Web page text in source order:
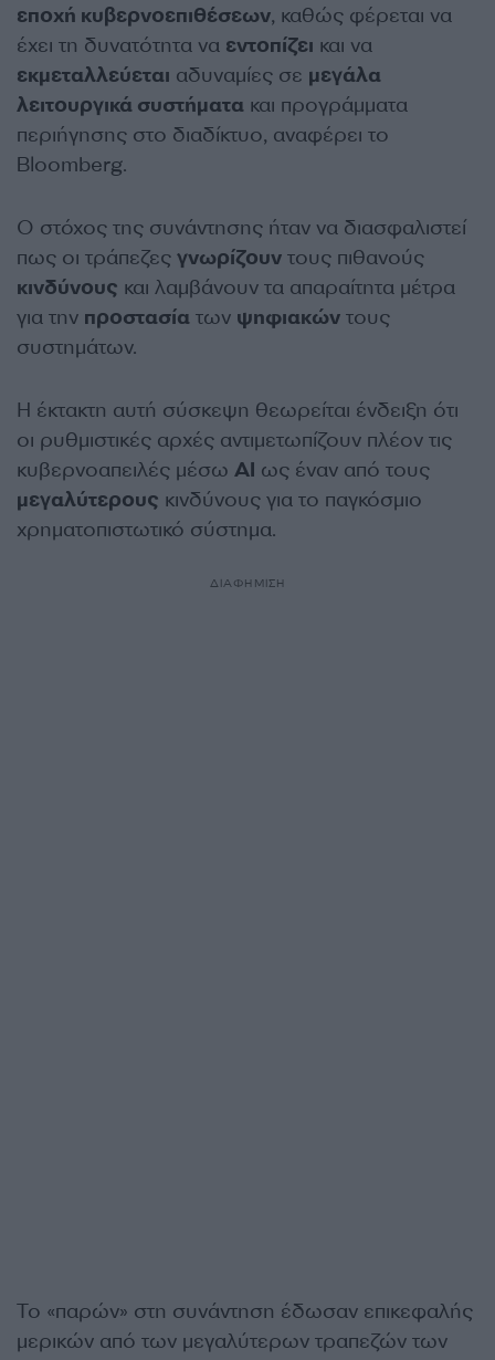
εποχή κυβερνοεπιθέσεων, καθώς φέρεται να
έχει τη δυνατότητα να εντοπίζει και να
εκμεταλλεύεται αδυναμίες σε μεγάλα
λειτουργικά συστήματα και προγράμματα
περιήγησης στο διαδίκτυο, αναφέρει το
Bloomberg.
Ο στόχος της συνάντησης ήταν να διασφαλιστεί
πως οι τράπεζες γνωρίζουν τους πιθανούς
κινδύνους και λαμβάνουν τα απαραίτητα μέτρα
για την προστασία των ψηφιακών τους
συστημάτων.
Η έκτακτη αυτή σύσκεψη θεωρείται ένδειξη ότι
οι ρυθμιστικές αρχές αντιμετωπίζουν πλέον τις
κυβερνοαπειλές μέσω AI ως έναν από τους
μεγαλύτερους κινδύνους για το παγκόσμιο
χρηματοπιστωτικό σύστημα.
ΔΙΑΦΗΜΙΣΗ
Το «παρών» στη συνάντηση έδωσαν επικεφαλής
μερικών από των μεγαλύτερων τραπεζών των